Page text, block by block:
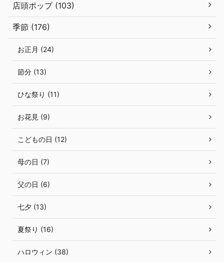
店頭ポップ (103)
季節 (176)
お正月 (24)
節分 (13)
ひな祭り (11)
お花見 (9)
こどもの日 (12)
母の日 (7)
父の日 (6)
七夕 (13)
夏祭り (16)
ハロウィン (38)